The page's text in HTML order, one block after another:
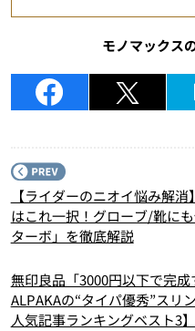
モノマックス
【ライダーのニオイ悩み解
はこれ一択！グローブ/靴に
ターボ」を徹底解説
無印良品「3000円以下で完成
ALPAKAの“タイパ優秀”スリ
人気記事ランキングベスト3